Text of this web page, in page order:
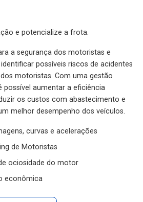
e potencialize a frota.
a segurança dos motoristas e
possíveis riscos de acidentes
motoristas. Com uma gestão
possível aumentar a eficiência
os custos com abastecimento e
melhor desempenho dos veículos.
curvas e acelerações
de Motoristas
ociosidade do motor
econômica